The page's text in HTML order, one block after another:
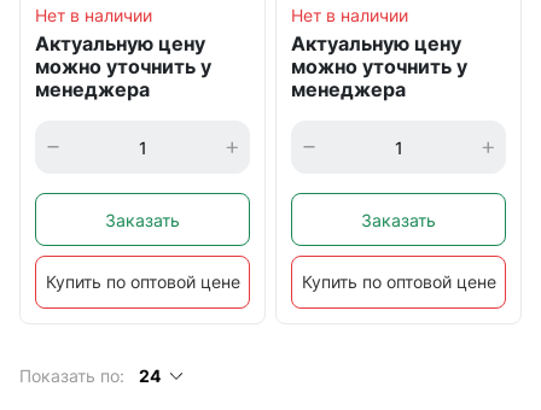
Нет в наличии
Актуальную цену
можно уточнить у
менеджера
Заказать
Купить по оптовой цене
Нет в наличии
Актуальную цену
можно уточнить у
менеджера
Заказать
Купить по оптовой цене
Показать по: 24